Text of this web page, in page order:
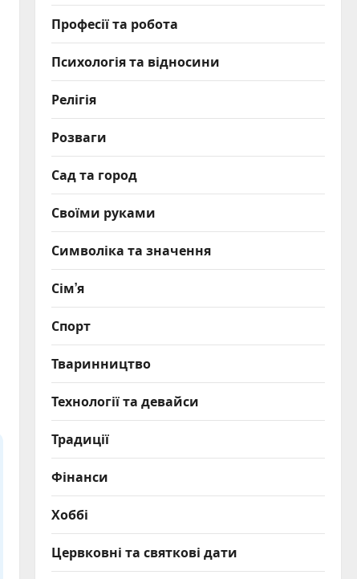
Професії та робота
Психологія та відносини
Релігія
Розваги
Сад та город
Своїми руками
Символіка та значення
Сім’я
Спорт
Тваринництво
Технології та девайси
Традиції
Фінанси
Хоббі
Цервковні та святкові дати